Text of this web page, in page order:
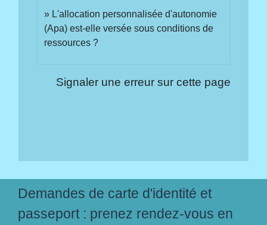
L'allocation personnalisée d'autonomie
(Apa) est-elle versée sous conditions de
ressources ?
Signaler une erreur sur cette page
Demandes de carte d'identité et
passeport : prenez rendez-vous en